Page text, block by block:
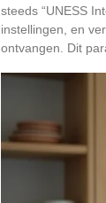
steeds “UNESS
instellingen, en
ontvangen. Dit